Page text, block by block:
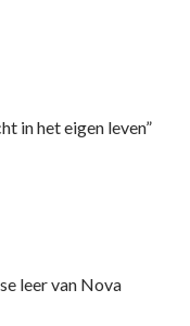
in het eigen leven”
leer van Nova